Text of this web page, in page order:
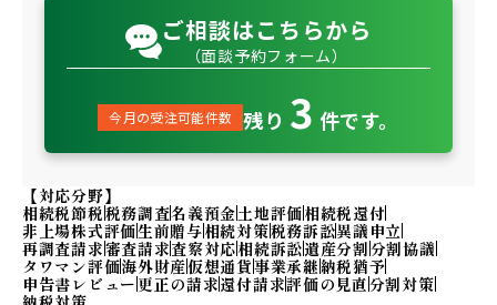
ご相談はこちらから
（面談予約フォーム）
今月の受注可能件数 残り 3 件です。
【対応分野】
相続税節税税務調査名義預金土地評価相続税還付
非上場株式評価生前贈与相続対策税務訴訟異議申立
再調査請求審査請求査察対応相続訴訟遺産分割分割協議
タワマン評価海外財産仮想通貨事業承継納税猶予
申告書レビュー 更正の請求還付請求評価の見直分割対策